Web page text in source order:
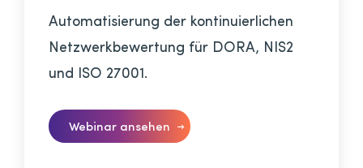
Automatisierung der kontinuierlichen
Netzwerkbewertung für DORA, NIS2
und ISO 27001.
Webinar ansehen